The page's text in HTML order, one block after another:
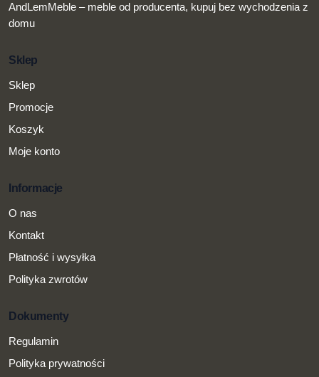
AndLemMeble – meble od producenta, kupuj bez wychodzenia z
domu
Sklep
Sklep
Promocje
Koszyk
Moje konto
Informacje
O nas
Kontakt
Płatność i wysyłka
Polityka zwrotów
Dokumenty
Regulamin
Polityka prywatności